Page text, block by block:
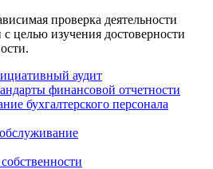
проверка деятельности
целью изучения достоверности
аудит
финансовой отчетности
бухгалтерского персонала